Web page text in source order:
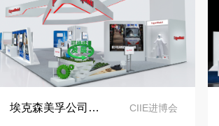
看得见的品质：人民网对中励展览的采访报道
埃克森美孚公司在第三届进博会上展示非凡的展台搭建设计 CIIE进博会